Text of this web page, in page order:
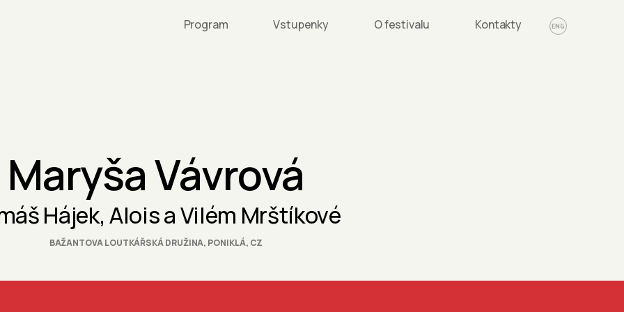
Program Vstupenky O festivalu Kontakty ENG
Maryša Vávrová
Hájek, Alois a Vilém Mrštíkové
BAŽANTOVA LOUTKÁŘSKÁ DRUŽINA, PONIKLÁ, CZ